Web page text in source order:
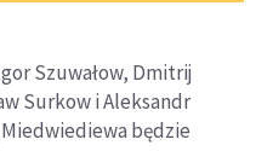
Szuwałow, Dmitrij
Surkow i Aleksandr
będzie